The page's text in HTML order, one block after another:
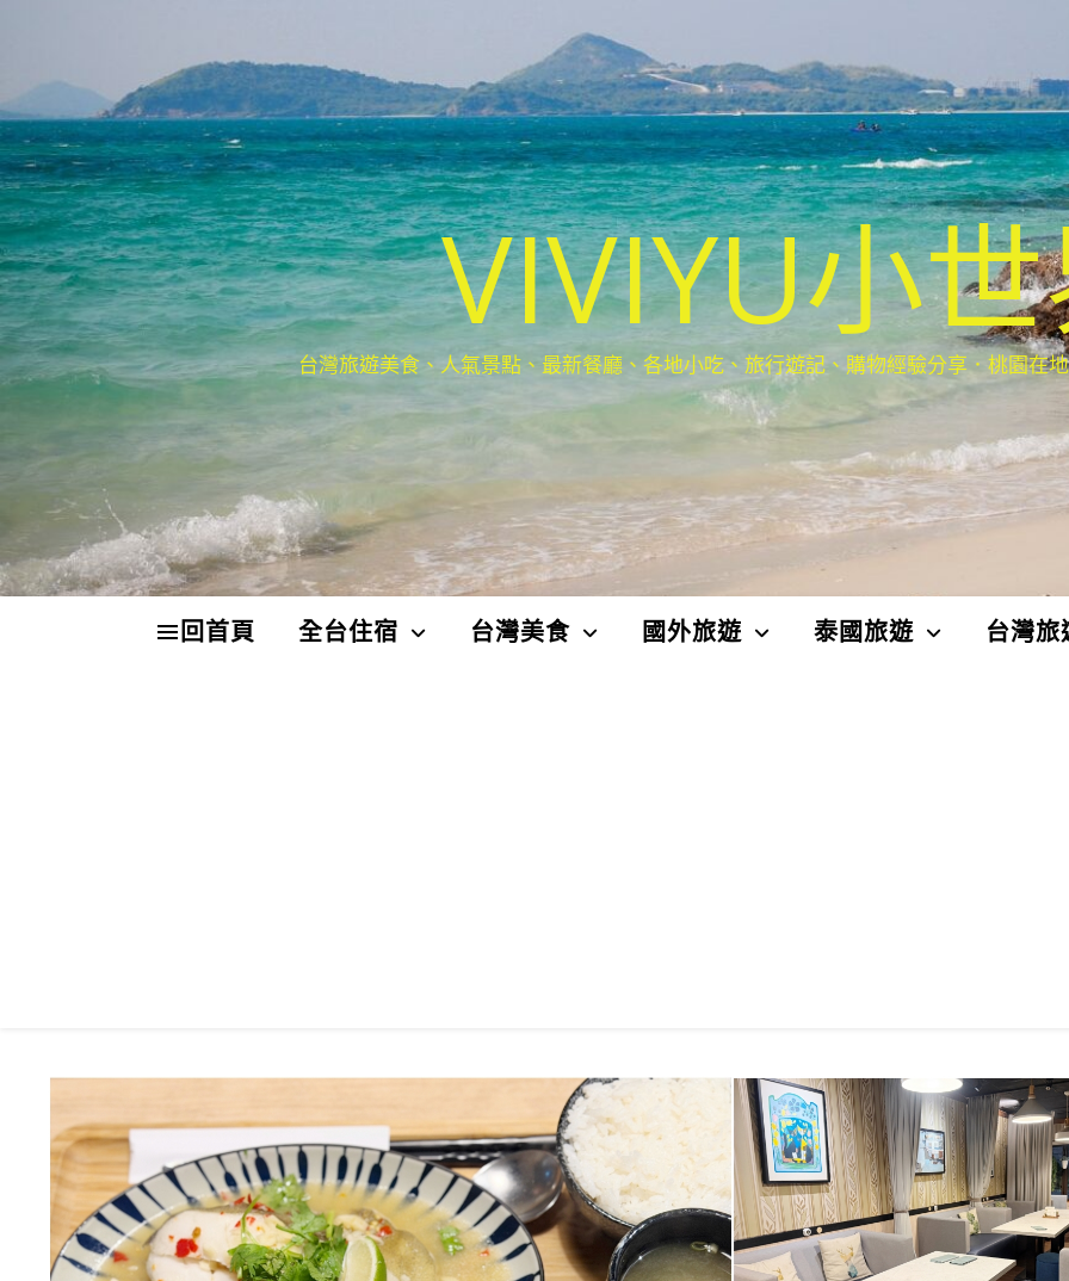
VIVIYU小
台灣旅遊美食、人氣景點、最新餐廳、各地小吃、旅行遊記、購物經驗分享．桃園在
回首頁 全台住宿 台灣美食 國外旅遊 泰國旅遊 台灣旅